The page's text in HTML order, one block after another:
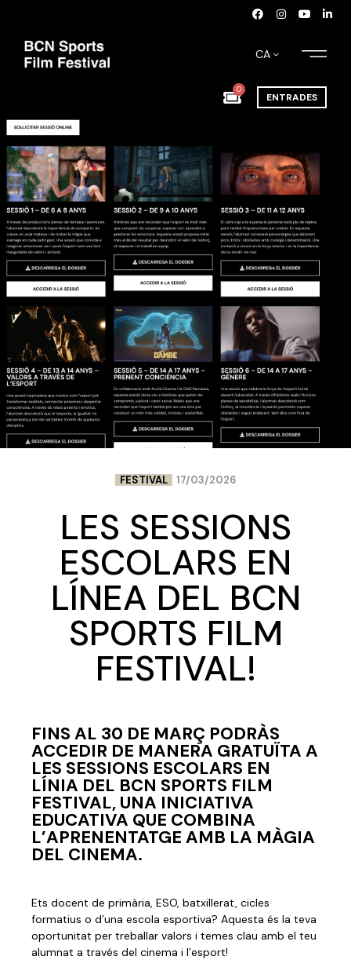
CA
0
ENTRADES
FESTIVAL 17/03/2026
LES SESSIONS
ESCOLARS EN
LÍNEA DEL BCN
SPORTS FILM
FESTIVAL!
FINS AL 30 DE MARÇ PODRÀS
ACCEDIR DE MANERA GRATUÏTA A
LES SESSIONS ESCOLARS EN
LÍNIA DEL BCN SPORTS FILM
FESTIVAL, UNA INICIATIVA
EDUCATIVA QUE COMBINA
L’APRENENTATGE AMB LA MÀGIA
DEL CINEMA.
Ets docent de primària, ESO, batxillerat, cicles
formatius o d’una escola esportiva? Aquesta és la teva
oportunitat per treballar valors i temes clau amb el teu
alumnat a través del cinema i l’esport!